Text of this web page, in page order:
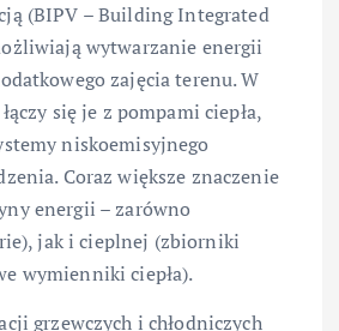
(BIPV – Building Integrated
wytwarzanie energii
zajęcia terenu. W
się je z pompami ciepła,
niskoemisyjnego
Coraz większe znaczenie
energii – zarówno
jak i cieplnej (zbiorniki
wymienniki ciepła).
grzewczych i chłodniczych